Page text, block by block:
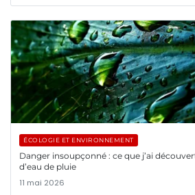
ÉCOLOGIE ET ENVIRONNEMENT
Danger insoupçonné : ce que j’ai
d’eau de pluie
11 mai 2026